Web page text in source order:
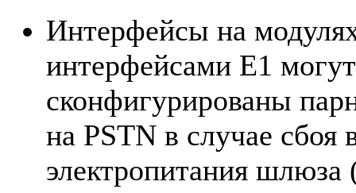
Интерфейсы на
интерфейсами Е1
сконфигурированы
на PSTN в случае сбоя
электропитания шлюза